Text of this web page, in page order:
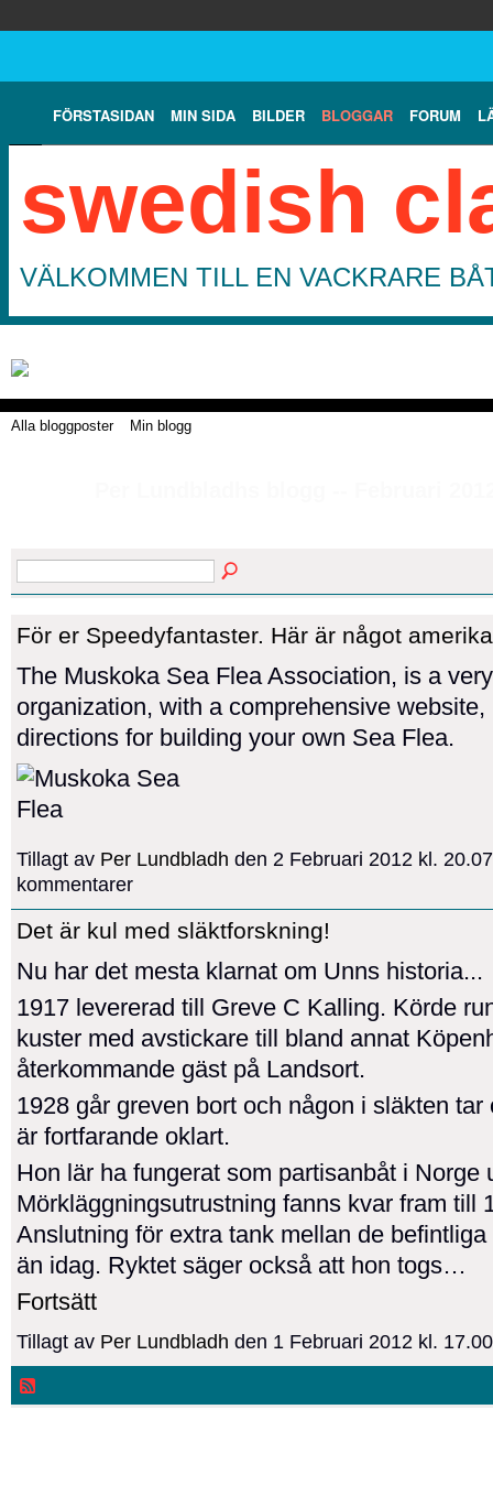
FÖRSTASIDAN MIN SIDA BILDER BLOGGAR FORUM
swedish
VÄLKOMMEN TILL EN VACKRARE
Alla bloggposter Min blogg
För er Speedyfantaster. Här är något
The Muskoka Sea Flea Association, is a
organization, with a comprehensive website,
directions for building your own Sea Flea.
Tillagt av Per Lundbladh den 2 Februari 2012 kl.
kommentarer
Det är kul med släktforskning!
Nu har det mesta klarnat om Unns historia...
1917 levererad till Greve C Kalling. Körde
kuster med avstickare till bland annat
återkommande gäst på Landsort.
1928 går greven bort och någon i släkten tar
är fortfarande oklart.
Hon lär ha fungerat som partisanbåt i Norge
Mörkläggningsutrustning fanns kvar fram till
Anslutning för extra tank mellan de
än idag. Ryktet säger också att hon togs…
Fortsätt
Tillagt av Per Lundbladh den 1 Februari 2012 kl.